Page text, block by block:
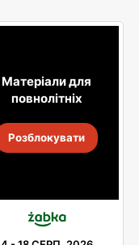
Матеріали для
повнолітніх
Розблокувати